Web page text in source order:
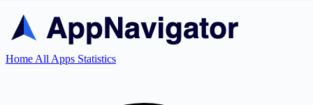
Home All Apps Statistics